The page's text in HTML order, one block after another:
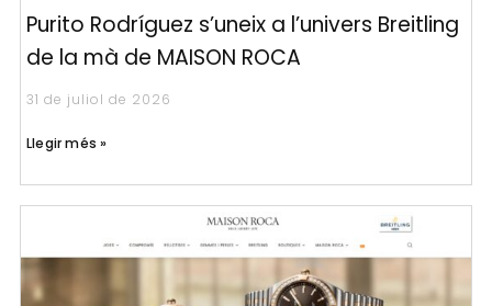
Purito Rodríguez s’uneix a l’univers Breitling
de la mà de MAISON ROCA
31 de juliol de 2026
Llegir més »